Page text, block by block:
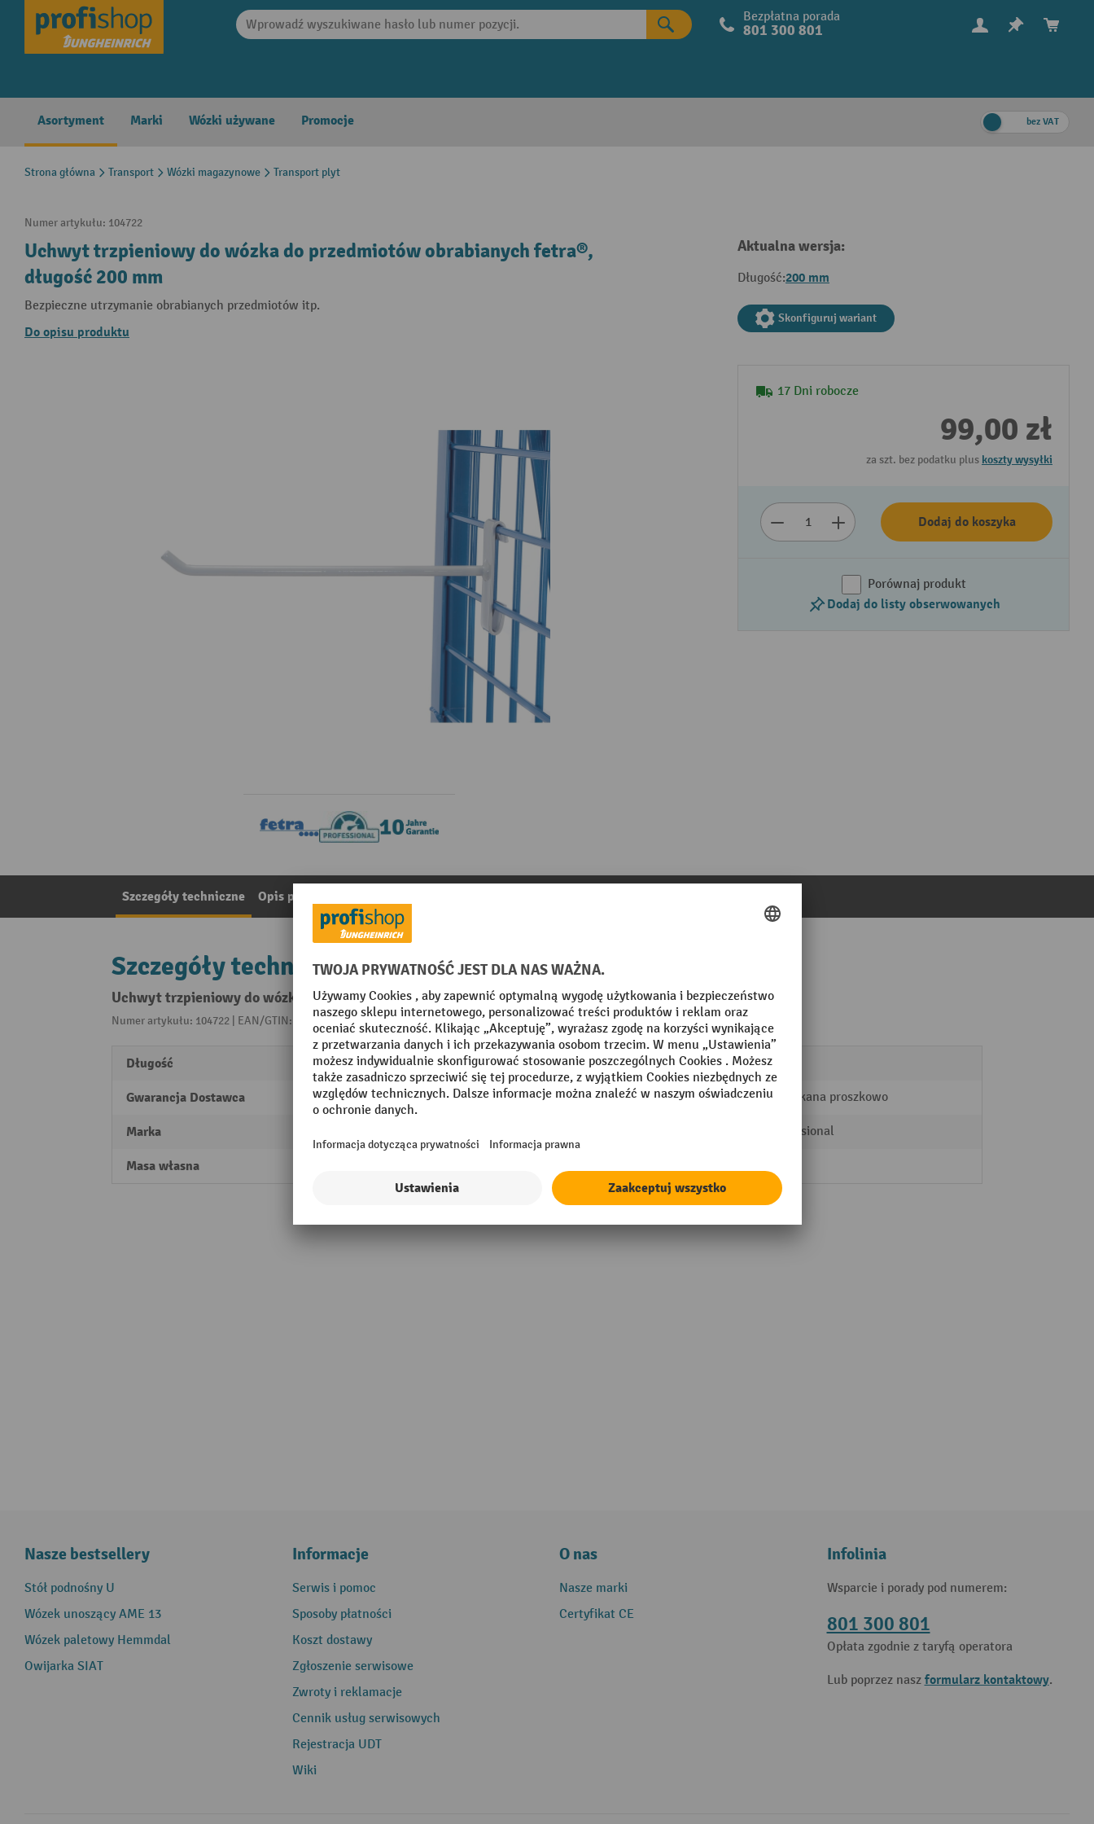
Skip to main navigation Bezpłatna porada
801 300 801
Asortyment Marki Wózki używane Promocje bez VAT
Strona główna Transport Wózki magazynowe Transport plyt
Numer artykułu: 104722
Uchwyt trzpieniowy do wózka do przedmiotów obrabianych fetra®,
długość 200 mm
Bezpieczne utrzymanie obrabianych przedmiotów itp.
Do opisu produktu
Aktualna wersja:
Długość:200 mm
Skonfiguruj wariant
17 Dni robocze
99,00 zł
za szt. bez podatku plus koszty wysyłki
Dodaj do koszyka
Porównaj produkt
Dodaj do listy obserwowanych
Szczegóły techniczne Opis produktu
Szczegóły techniczne
Uchwyt trzpieniowy do wózka do przedmiotów obrabianych fetra®, długość 200 mm
Numer artykułu: 104722 | EAN/GTIN: 4017976013107Z kategorii:Transport plyt
Długość 200 mm
Gwarancja Dostawca 10
Marka
Masa własna
Materiał Stal
Powierzchnia powlekana proszkowo
Professional
Nasze bestsellery
Stół podnośny U
Wózek unoszący AME 13
Wózek paletowy Hemmdal
Owijarka SIAT
Informacje
Serwis i pomoc
Sposoby płatności
Koszt dostawy
Zgłoszenie serwisowe
Zwroty i reklamacje
Cennik usług serwisowych
Rejestracja UDT
Wiki
O nas
Nasze marki
Certyfikat CE
Infolinia
Wsparcie i porady pod numerem:
801 300 801
Opłata zgodnie z taryfą operatora
Lub poprzez nasz formularz kontaktowy.